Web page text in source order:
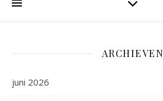
ARCHIEVEN
juni 2026